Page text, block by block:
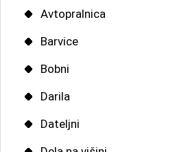
Avtopralnica
Barvice
Bobni
Darila
Dateljni